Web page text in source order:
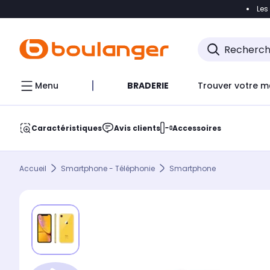
Accéder
Menu BRADERIE Trouver votre
Caractéristiques Avis clients Accessoires
Accueil Smartphone - Téléphonie Smartphone